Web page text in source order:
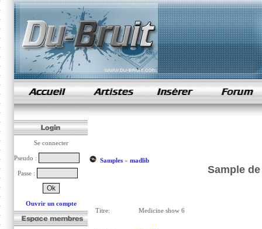
samples de rap
Se connecter
Pseudo :
Passe :
Ouvrir un compte
Samples» madlib
Sample
Titre: Medicine show 6